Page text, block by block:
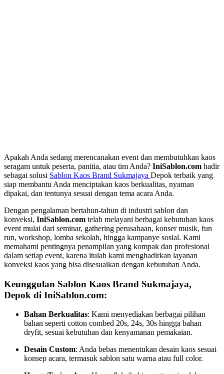
Apakah Anda sedang merencanakan event dan membutuhkan kaos
seragam untuk peserta, panitia, atau tim Anda? IniSablon.com hadir
sebagai solusi Sablon Kaos Brand Sukmajaya Depok terbaik yang
siap membantu Anda menciptakan kaos berkualitas, nyaman
dipakai, dan tentunya sesuai dengan tema acara Anda.
Dengan pengalaman bertahun-tahun di industri sablon dan
konveksi, IniSablon.com telah melayani berbagai kebutuhan kaos
event mulai dari seminar, gathering perusahaan, konser musik, fun
run, workshop, lomba sekolah, hingga kampanye sosial. Kami
memahami pentingnya penampilan yang kompak dan profesional
dalam setiap event, karena itulah kami menghadirkan layanan
konveksi kaos yang bisa disesuaikan dengan kebutuhan Anda.
Keunggulan Sablon Kaos Brand Sukmajaya,
Depok di IniSablon.com:
Bahan Berkualitas: Kami menyediakan berbagai pilihan
bahan seperti cotton combed 20s, 24s, 30s hingga bahan
dryfit, sesuai kebutuhan dan kenyamanan pemakaian.
Desain Custom: Anda bebas menentukan desain kaos sesuai
konsep acara, termasuk sablon satu warna atau full color.